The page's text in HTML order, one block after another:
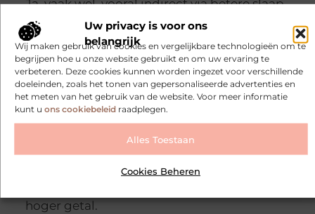
Uw privacy is voor ons
belangrijk
Wij maken gebruik van cookies en vergelijkbare technologieën om te
begrijpen hoe u onze website gebruikt en om uw ervaring te
verbeteren. Deze cookies kunnen worden ingezet voor verschillende
doeleinden, zoals het tonen van gepersonaliseerde advertenties en
het meten van het gebruik van de website. Voor meer informatie
kunt u ons cookiebeleidraadplegen.
Alles Toestaan
Cookies Beheren
Ja, vaak wel, vooral indirect via betere slaap,
minder stress, slimmere training en minder
verstorende leefstijlfactoren.
Wat werkt het snelst om HRV te verbeteren?
Bij veel mensen hebben slaap, minder
alcohol en meer rust de grootste en snelste
invloed.
Niet per se. Een stabielere trend en beter
hoger getal.